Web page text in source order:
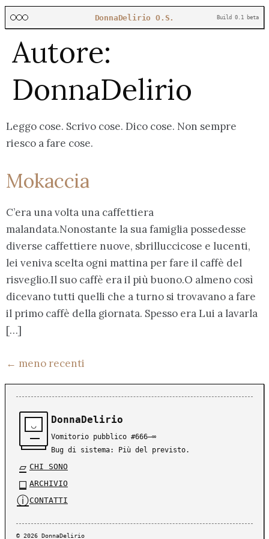
DonnaDelirio O.S. Build 0.1 beta
Autore:
DonnaDelirio
Leggo cose. Scrivo cose. Dico cose. Non sempre
riesco a fare cose.
Mokaccia
C’era una volta una caffettiera
malandata.Nonostante la sua famiglia possedesse
diverse caffettiere nuove, sbrilluccicose e lucenti,
lei veniva scelta ogni mattina per fare il caffè del
risveglio.Il suo caffè era il più buono.O almeno così
dicevano tutti quelli che a turno si trovavano a fare
il primo caffè della giornata. Spesso era Lui a lavarla
[…]
← meno recenti
◡ DonnaDelirio
Vomitorio pubblico #666–∞
Bug di sistema: Più del previsto.
▱ CHI SONO
□ ARCHIVIO
ⓘCONTATTI
© 2026 DonnaDelirio